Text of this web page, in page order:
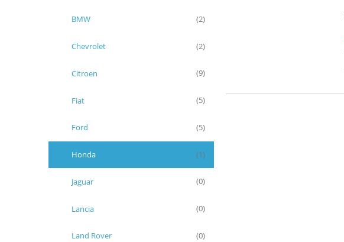
BMW (2)
Chevrolet (2)
Citroen (9)
Fiat (5)
Ford (5)
Honda (1)
Jaguar (0)
Lancia (0)
Land Rover (0)